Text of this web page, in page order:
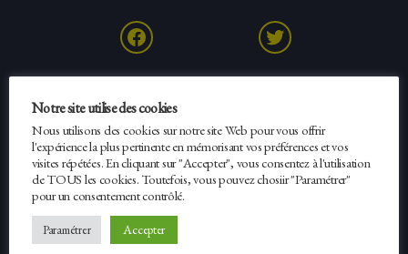
Facebook Twitter
Erasmus Expertise
Fondé en 2012, Erasmus Expertise est un réseau
international réunissant des experts issus de différents
Notre site utilise des cookies
Nous utilisons des cookies sur notre site Web pour vous offrir
l'expérience la plus pertinente en mémorisant vos préférences et vos
visites répétées. En cliquant sur "Accepter", vous consentez à l'utilisation
de TOUS les cookies. Toutefois, vous pouvez chosiir "Paramétrer"
pour un consentement contrôlé.
Paramétrer Accepter